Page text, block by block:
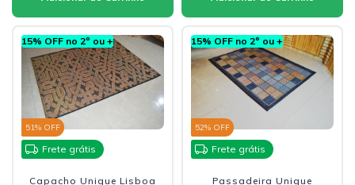
15% OFF no 2º ou +
51% OFF
Frete grátis
Capacho Unique Lisboa
15% OFF no 2º ou +
52% OFF
Frete grátis
Passadeira Unique